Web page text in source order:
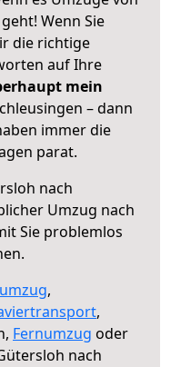
Wenn Sie
die richtige
auf Ihre
mein
– dann
immer die
parat.
nach
Umzug nach
Sie problemlos
,
,
Fernumzug oder
nach